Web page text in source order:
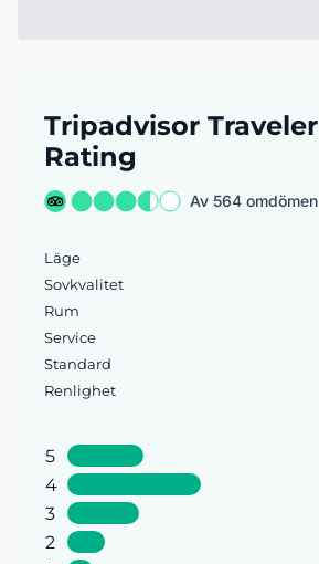
Tripadvisor Traveler
Rating
Av 564 omdömen
Läge
Sovkvalitet
Rum
Service
Standard
Renlighet
5
4
3
2